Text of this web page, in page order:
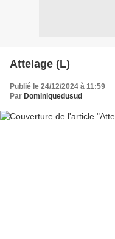
Attelage (L)
Publié le 24/12/2024 à 11:59
Par Dominiquedusud